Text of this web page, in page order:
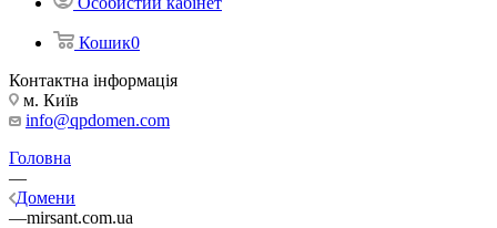
Кошик0
Контактна інформація
м. Київ
info@qpdomen.com
Головна
—
Домени
—mirsant.com.ua